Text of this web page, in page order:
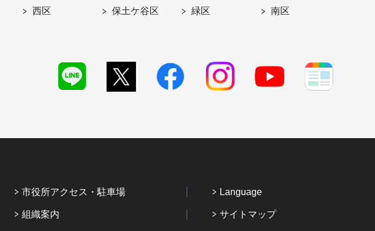
西区 保土ケ谷区 緑区 南区
市役所アクセス・駐車場
組織案内
Language
サイトマップ